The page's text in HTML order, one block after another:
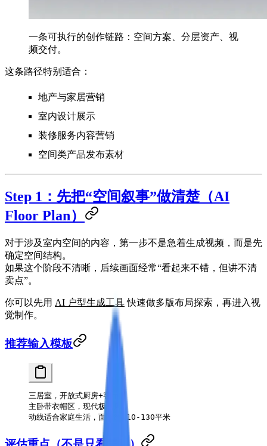
一条可执行的创作链路：空间方案、分层资产、视
频交付。
这条路径特别适合：
地产与家居营销
室内设计展示
装修服务内容营销
空间类产品发布素材
Step 1：先把“空间叙事”做清楚（AI
Floor Plan）
对于涉及室内空间的内容，第一步不是急着生成视频，而是先
确定空间结构。
如果这个阶段不清晰，后续画面经常“看起来不错，但讲不清
卖点”。
你可以先用 AI 户型生成工具快速做多版布局探索，再进入视
觉制作。
推荐输入模板
三居室，开放式厨房+客厅，
主卧带衣帽区，现代极简风，
动线适合家庭生活，面积约110-130平米